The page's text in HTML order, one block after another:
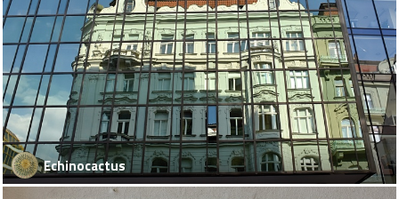
Echinocactus